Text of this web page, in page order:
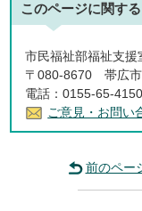
このページに関する
市民福祉部福祉支
〒080-8670 帯広市
電話：0155-65-
ご意見・お問い
前のペー